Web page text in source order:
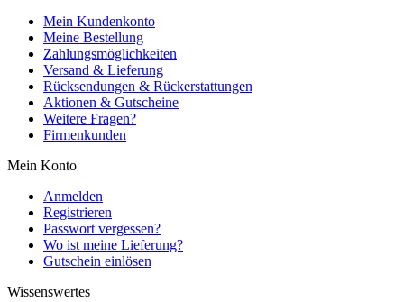
Mein Kundenkonto
Meine Bestellung
Zahlungsmöglichkeiten
Versand & Lieferung
Rücksendungen & Rückerstattungen
Aktionen & Gutscheine
Weitere Fragen?
Firmenkunden
Mein Konto
Anmelden
Registrieren
Passwort vergessen?
Wo ist meine Lieferung?
Gutschein einlösen
Wissenswertes